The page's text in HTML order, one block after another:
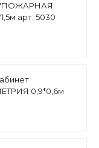
"ПОЖАРНАЯ
арт. 5030
0,9*0,6м